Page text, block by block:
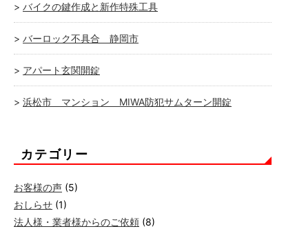
バイクの鍵作成と新作特殊工具
バーロック不具合 静岡市
アパート玄関開錠
浜松市 マンション MIWA防犯サムターン開錠
カテゴリー
お客様の声 (5)
おしらせ (1)
法人様・業者様からのご依頼 (8)